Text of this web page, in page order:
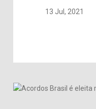
13 Jul, 2021